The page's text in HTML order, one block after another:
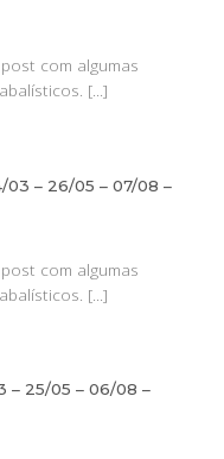
com algumas
[...]
03 – 26/05 – 07/08 –
com algumas
[...]
– 25/05 – 06/08 –